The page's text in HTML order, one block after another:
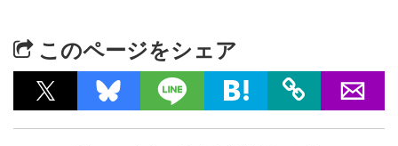
このページをシェア